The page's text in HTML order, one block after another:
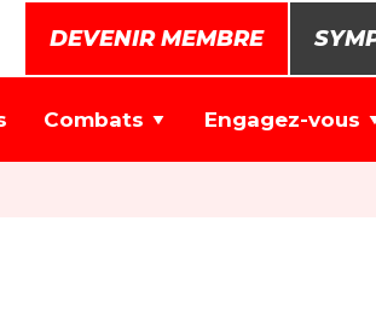
DEVENIR MEMBRE
Combats Engagez-vous